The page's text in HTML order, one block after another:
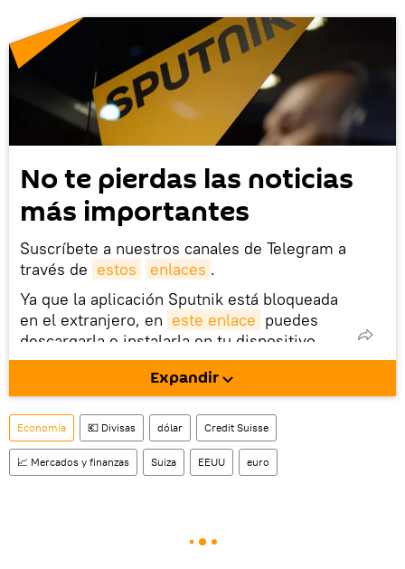
No te pierdas las noticias
más importantes
Suscríbete a nuestros canales de Telegram a
través de estos enlaces .
Ya que la aplicación Sputnik está bloqueada
en el extranjero, en este enlace puedes
descargarla e instalarla en tu dispositivo
móvil (¡solo para Android!).
También tenemos una cuenta en la red
social rusa VK .
Expandir
Economía 💶 Divisas dólar Credit Suisse
📈 Mercados y finanzas Suiza EEUU euro